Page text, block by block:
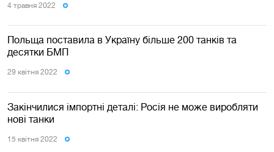
4 травня 2022
Польща поставила в Україну більше 200 танків та
десятки БМП
29 квiтня 2022
Закінчилися імпортні деталі: Росія не може виробляти
нові танки
15 квiтня 2022